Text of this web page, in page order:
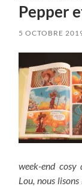
Pepper
5 OCTOBRE
week-end
Lou, nous